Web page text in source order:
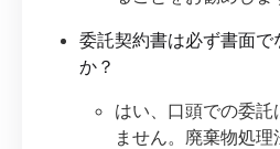
委託契約書は必ず書面
か？
はい、口頭での委
ません。廃棄物処